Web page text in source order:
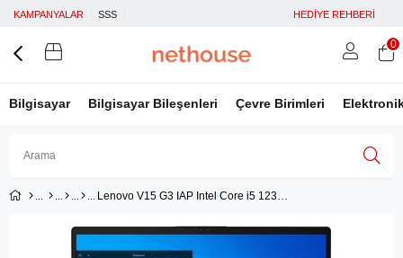
KAMPANYALAR SSS HEDİYE REHBERİ
Bilgisayar Bilgisayar Bileşenleri Çevre Birimleri
0
Lenovo V15 G3 IAP Intel Core i5 1235U 16GB 512GB SSD 15.6'' FHD Windows 11 Home Taşınabilir Bilgisayar 82TT00C7TXN1